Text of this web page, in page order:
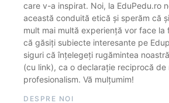
care v-a inspirat. Noi, la EduPedu.ro
această conduită etică și sperăm că
mult mai multă experiență vor face la
că găsiți subiecte interesante pe
siguri că înțelegeți rugămintea
(cu link), ca o declarație reciprocă de
profesionalism. Vă mulțumim!
DESPRE NOI